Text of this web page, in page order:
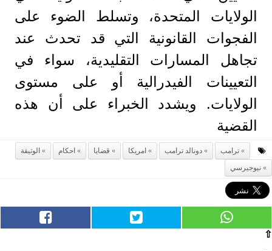
الولايات المتحدة، وتسلط الضوء على
الفجوات القانونية التي قد تحدث عند
تجاهل المسارات التقليدية، سواء في
التعيينات الفيدرالية أو على مستوى
الولايات. ويشدد الخبراء على أن هذه
القضية
ترامب دونالد ترامب امريكا قضايا احكام
الوثيقة
نيوجيرسي
⇧